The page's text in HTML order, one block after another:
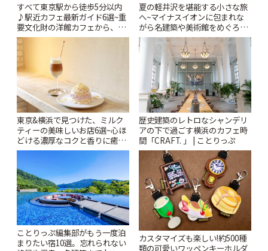
すべて東京駅から徒歩5分以内
♪駅近カフェ最新ガイド6選~重
要文化財の洋館カフェから、改
札すぐのレトロ喫茶まで~ | こと
りっぷ
夏の軽井沢を堪能する小さな旅
へ~マイナスイオンに包まれな
がら名建築や美術館をめぐろう
~ | ことりっぷ
東京&横浜で見つけた、ミルク
ティーの美味しいお店6選~心ほ
どける濃厚なコクと香りに癒や
されるティータイム~ | ことりっ
歴史建築のレトロなシャンデリ
アの下で過ごす横浜のカフェ時
間「CRAFT. 」 | ことりっぷ
ことりっぷ編集部がもう一度泊
まりたい宿10選。忘れられない
カスタマイズも楽しい!約500種
類の可愛いワッペンキーホルダ